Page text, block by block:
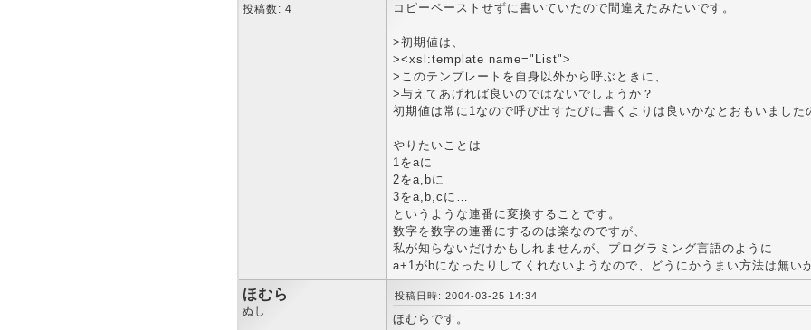
投稿数: 4
コピーペーストせずに書いていたので間違えたみたいです。
>初期値は、
><xsl:template name="List">
>このテンプレートを自身以外から呼ぶときに、
>与えてあげれば良いのではないでしょうか？
初期値は常に1なので呼び出すたびに書くよりは良いかなとおもいまし
やりたいことは
1をaに
2をa,bに
3をa,b,cに…
というような連番に変換することです。
数字を数字の連番にするのは楽なのですが、
私が知らないだけかもしれませんが、プログラミング言語のように
a+1がbになったりしてくれないようなので、どうにかうまい方法は無い
ほむら
ぬし
投稿日時: 2004-03-25 14:34
ほむらです。